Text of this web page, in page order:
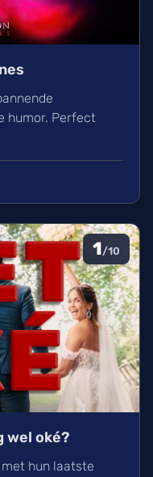
humor. Perfect
1/10
wel oké?
hun laatste